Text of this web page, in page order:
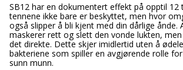
SB12 har en dokumentert effekt på opptil 12
tennene ikke bare er beskyttet, men hvor
også slipper å bli kjent med din dårlige ånde.
maskerer rett og slett den vonde lukten,
det direkte. Dette skjer imidlertid uten å
bakteriene som spiller en avgjørende rolle
sunn munn.